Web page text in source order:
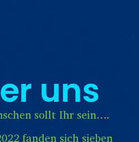
uns
sollt Ihr sein….
fanden sich sieben